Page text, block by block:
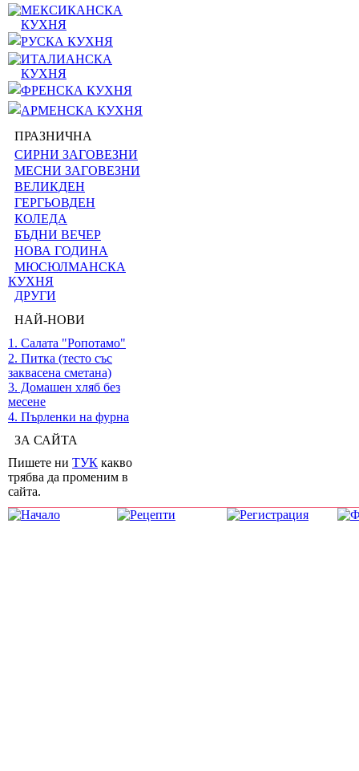
МЕКСИКАНСКА
КУХНЯ
РУСКА КУХНЯ
ИТАЛИАНСКА
КУХНЯ
ФРЕНСКА КУХНЯ
АРМЕНСКА КУХНЯ
ПРАЗНИЧНА
СИРНИ ЗАГОВЕЗНИ
МЕСНИ ЗАГОВЕЗНИ
ВЕЛИКДЕН
ГЕРГЬОВДЕН
КОЛЕДА
БЪДНИ ВЕЧЕР
НОВА ГОДИНА
МЮСЮЛМАНСКА
КУХНЯ
ДРУГИ
НАЙ-НОВИ
1. Салата "Ропотамо"
2. Питка (тесто със
заквасена сметана)
3. Домашен хляб без
месене
4. Пърленки на фурна
ЗА САЙТА
Пишете ни ТУК какво
трябва да променим в
сайта.